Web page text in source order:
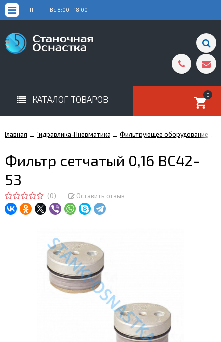
Пн—Пт, Вс 8:00—18:00
КАТАЛОГ ТОВАРОВ 0
Главная → Гидравлика-Пневматика → Фильтрующее оборудование
Фильтр сетчатый 0,16 ВС42-
53
(0) Оставить отзыв